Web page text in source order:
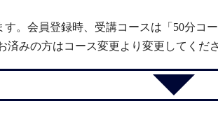
。会員登録時、受講コースは「50分コ
みの方はコース変更より変更してくださ